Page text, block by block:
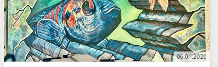
06.01.2020